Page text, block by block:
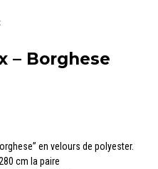
– Borghese
en velours de polyester.
cm la paire